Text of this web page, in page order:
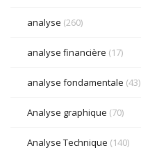
analyse (260)
analyse financière (17)
analyse fondamentale (43)
Analyse graphique (70)
Analyse Technique (140)